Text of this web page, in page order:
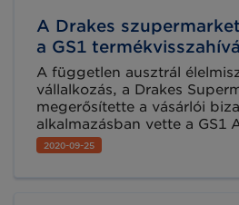
A Drakes
a GS1
A független ausztrál
vállalkozás, a Drakes
megerősítette a vásárlói
alkalmazásban vette a GS1
visszahívási szolgáltatását.
service” egy digitális
2020-09-25